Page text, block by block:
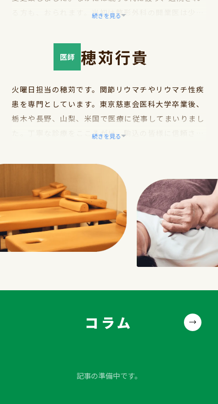
での赴任は整形外科医になってちょうど30年目の節目
の年になります。これまで、特に脊椎外科治療やスポ
した。培った経験の全てを注いで、皆様のお役に立て
ればと思っています。また更に、日進月歩発展してい
る医療の進歩に対応しながら、進化を目指して取り組
様の訴えに対し、「自分ならどうしてもらいたいか？
自分の家族ならどう治療を進めてもらいたいか？」と
いうことを自問自答しながら治療を進めてきました。
患者様と同じ目線で、患者様と一緒に悩んでベストの
方向を考えていきます。
都心を行き交う多くの頑張っていらっしゃる人々に、
整形外科領域のことで悩みが生じた時には、当院でま
スタッフ一同、真心込めて皆様のお力になりますよう
努めてまいりますので、どうぞ宜しくお願い申し上げ
る方も、おられます。当初は整形外科の開業医は少な
た。当時は地下鉄南北線も無かったですね。地域とし
て駒込駅前は、北区、豊島区、文京区がちょうど重な
る場所でもあります。これまで様々な症状に対し新治
療法や検査方法、手術なども選択肢が増え…痛みに対
する新薬、また高齢者に向けた骨粗鬆症治療など…時
代と共に治療は変化を遂げております。当院も、大学
康維持を考え、医師が管理するプライベートジムして
おりました。今後も新任された羽藤院長と共に、新た
な先進医療も提供してまいります。また、駒込近隣に
は様々な医療機関が多くあります。大学病院や地域病
院と連携を取り、患者様により良い治療をさせて頂き
たいと思っております。
続きを見る
医師 穂苅行貴
火曜日担当の穂苅です。関節リウマチやリウマチ性疾
患を専門としています。東京慈恵会医科大学卒業後、
栃木や長野、山梨、米国で医療に従事してまいりまし
た。丁寧な診療をこころがけ、駒込の皆様に信頼され
などでお困りでしたら遠慮なくご相談ください。どう
ぞよろしくお願いいたします。
[専門] リウマチ性疾患、整形外科一般
[資格] 日本専門医機構整形外科専門医
日本整形外科学会運動器リハ認定医
日本整形外科学会スポーツ認定医
義肢装具等適合判定医
続きを見る
コラム
記事の準備中です。